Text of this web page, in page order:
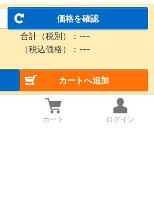
価格を確認
合計（税別）： ---
（税込価格）： ---
カートへ追加
カート ログイン